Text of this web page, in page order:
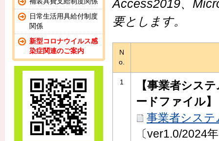
Access2019、
要とします。
N
o.
1
【事業者シス
ードファイル】
事業者システ
〔ver1.0/2024
日常生活用具給付制度
関係
新型コロナウイルス感
染症関連のご案内